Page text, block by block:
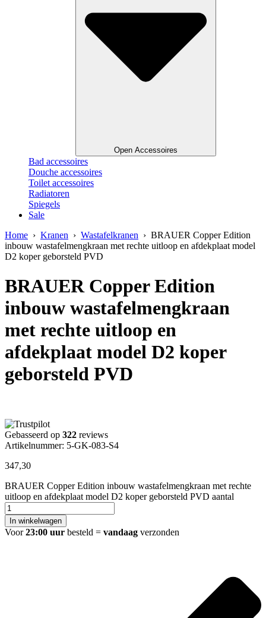
Open Accessoires
Bad accessoires
Douche accessoires
Toilet accessoires
Radiatoren
Spiegels
Sale
Home › Kranen › Wastafelkranen › BRAUER Copper Edition
inbouw wastafelmengkraan met rechte uitloop en afdekplaat model
D2 koper geborsteld PVD
BRAUER Copper Edition
inbouw wastafelmengkraan
met rechte uitloop en
afdekplaat model D2 koper
geborsteld PVD
Gebasseerd op 322 reviews
Artikelnummer: 5-GK-083-S4
347,30
BRAUER Copper Edition inbouw wastafelmengkraan met rechte
uitloop en afdekplaat model D2 koper geborsteld PVD aantal
In winkelwagen
Voor23:00 uur besteld = vandaag verzonden